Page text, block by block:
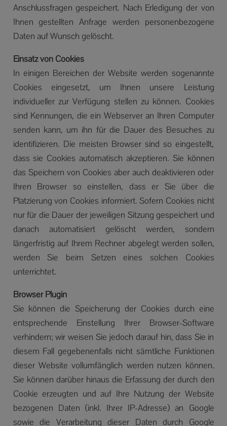
Anschlussfragen gespeichert. Nach Erledigung der von
Ihnen gestellten Anfrage werden personenbezogene
Daten auf Wunsch gelöscht.
Einsatz von Cookies
In einigen Bereichen der Website werden sogenannte
Cookies eingesetzt, um Ihnen unsere Leistung
individueller zur Verfügung stellen zu können. Cookies
sind Kennungen, die ein Webserver an Ihren Computer
senden kann, um ihn für die Dauer des Besuches zu
identifizieren. Die meisten Browser sind so eingestellt,
dass sie Cookies automatisch akzeptieren. Sie können
das Speichern von Cookies aber auch deaktivieren oder
Ihren Browser so einstellen, dass er Sie über die
Platzierung von Cookies informiert. Sofern Cookies nicht
nur für die Dauer der jeweiligen Sitzung gespeichert und
danach automatisiert gelöscht werden, sondern
längerfristig auf Ihrem Rechner abgelegt werden sollen,
werden Sie beim Setzen eines solchen Cookies
unterrichtet.
Browser Plugin
Sie können die Speicherung der Cookies durch eine
entsprechende Einstellung Ihrer Browser-Software
verhindern; wir weisen Sie jedoch darauf hin, dass Sie in
diesem Fall gegebenenfalls nicht sämtliche Funktionen
dieser Website vollumfänglich werden nutzen können.
Sie können darüber hinaus die Erfassung der durch den
Cookie erzeugten und auf Ihre Nutzung der Website
bezogenen Daten (inkl. Ihrer IP-Adresse) an Google
sowie die Verarbeitung dieser Daten durch Google